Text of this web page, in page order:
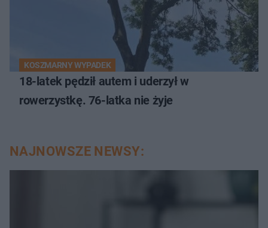
KOSZMARNY WYPADEK
18-latek pędził autem i uderzył w
rowerzystkę. 76-latka nie żyje
NAJNOWSZE NEWSY: